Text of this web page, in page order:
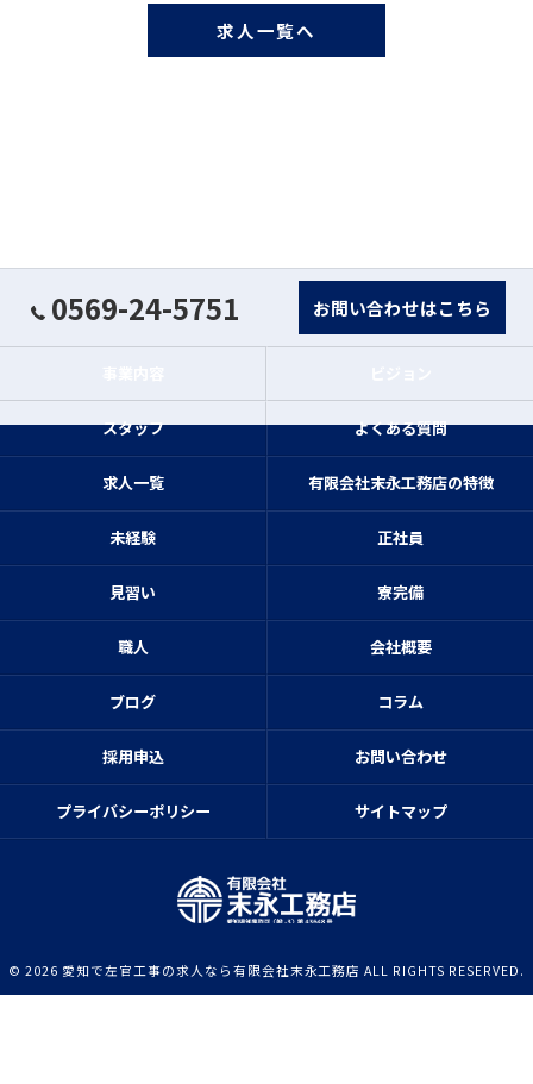
求人一覧へ
0569-24-5751 お問い合わせはこちら
スタッフ よくある質問
求人一覧 有限会社末永工務店の特徴
未経験 正社員
見習い 寮完備
職人 会社概要
ブログ コラム
採用申込 お問い合わせ
プライバシーポリシー サイトマップ
© 2026 愛知で左官工事の求人なら有限会社末永工務店 ALL RIGHTS RESERVED.